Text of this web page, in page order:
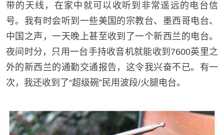
带的天线，在家中就可以收听到非常遥远的电台信
号。我有时会听到一些美国的宗教台、墨西哥电台、
中国之声，一天晚上甚至收到了一个新西兰的电台。
夜间时分，只用一台手持收音机就能收到7600英里之
外的新西兰的通勤交通报告，这令我兴奋不已。有一
次，我还收到了“超级碗”民用波段/火腿电台。